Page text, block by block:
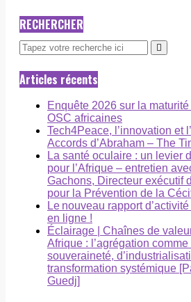
RECHERCHER
Articles récents
Enquête 2026 sur la
OSC africaines
Tech4Peace, l’innovation et
Accords d’Abraham – The
La santé oculaire : un levier
pour l’Afrique – entretien
Gachons, Directeur exécutif
pour la Prévention de la
Le nouveau rapport
en ligne !
Éclairage | Chaînes de
Afrique : l’agrégation
souveraineté,
transformation systémique
Guedj]